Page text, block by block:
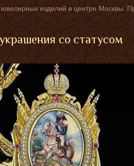
изделий в центре Москвы.
со статусом